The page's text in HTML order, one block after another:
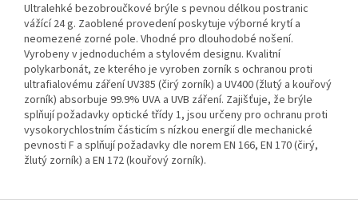
Ultralehké bezobroučkové brýle s pevnou délkou postranic
vážící 24 g. Zaoblené provedení poskytuje výborné krytí a
neomezené zorné pole. Vhodné pro dlouhodobé nošení.
Vyrobeny v jednoduchém a stylovém designu. Kvalitní
polykarbonát, ze kterého je vyroben zorník s ochranou proti
ultrafialovému záření UV385 (čirý zorník) a UV400 (žlutý a kouřový
zorník) absorbuje 99.9% UVA a UVB záření. Zajišťuje, že brýle
splňují požadavky optické třídy 1, jsou určeny pro ochranu proti
vysokorychlostním částicím s nízkou energií dle mechanické
pevnosti F a splňují požadavky dle norem EN 166, EN 170 (čirý,
žlutý zorník) a EN 172 (kouřový zorník).